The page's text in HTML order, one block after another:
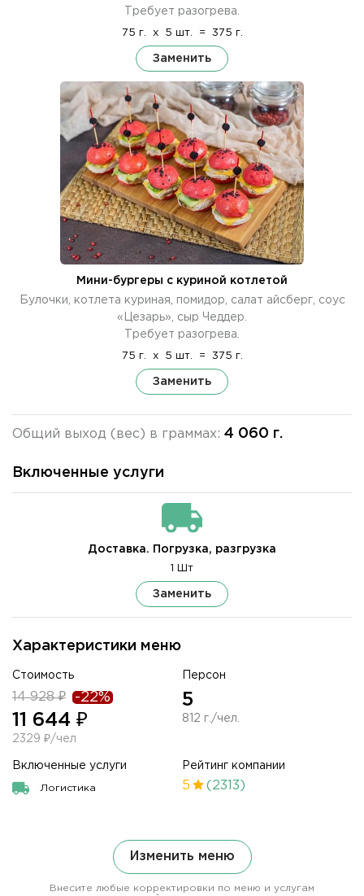
Характеристики меню
Стоимость
14 928 ₽ -22%
11 644 ₽
2329 ₽/чел
Персон
5
812 г./чел.
Включенные услуги
Логистика
Рейтинг компании
5 (2313)
Требует разогрева.
75 г. x 5 шт. = 375 г.
Заменить
Мини-бургеры с куриной котлетой
Булочки, котлета куриная, помидор, салат айсберг, соус
«Цезарь», сыр Чеддер.
Требует разогрева.
75 г. x 5 шт. = 375 г.
Заменить
Общий выход (вес) в граммах: 4 060 г.
Изменить меню
Внесите любые корректировки по меню и услугам
Включенные услуги
Доставка. Погрузка, разгрузка
1 Шт
Заменить